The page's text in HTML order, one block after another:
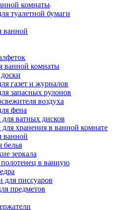
комнаты
туалетной бумаги
ванной
ванной комнаты
газет и журналов
запасных рулонов
воздуха
фена
ватных дисков
хранения в ванной комнате
ванной
белья
зеркала
в ванную
для писсуаров
предметов